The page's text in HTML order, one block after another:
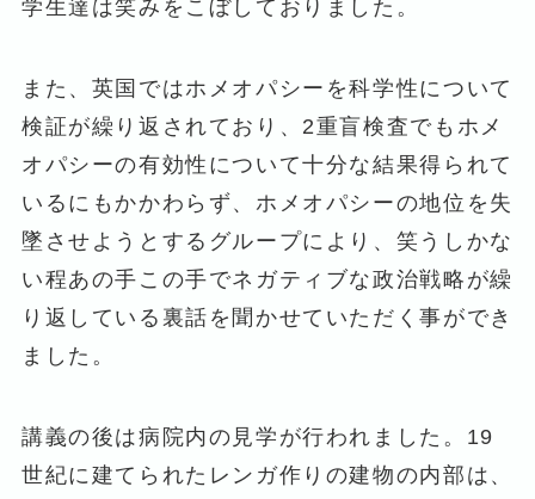
学生達は笑みをこぼしておりました。
また、英国ではホメオパシーを科学性について
検証が繰り返されており、2重盲検査でもホメ
オパシーの有効性について十分な結果得られて
いるにもかかわらず、ホメオパシーの地位を失
墜させようとするグループにより、笑うしかな
い程あの手この手でネガティブな政治戦略が繰
り返している裏話を聞かせていただく事ができ
ました。
講義の後は病院内の見学が行われました。19
世紀に建てられたレンガ作りの建物の内部は、